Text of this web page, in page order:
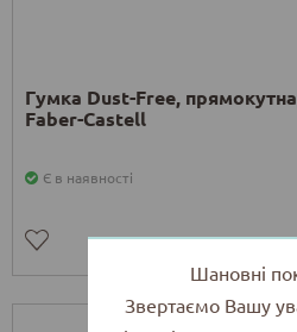
Гумка Dust-Free,
Faber-Castell
Є в наявності
Шановні
Звертаємо Вашу